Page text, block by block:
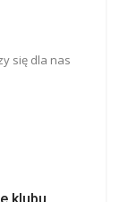
się dla nas